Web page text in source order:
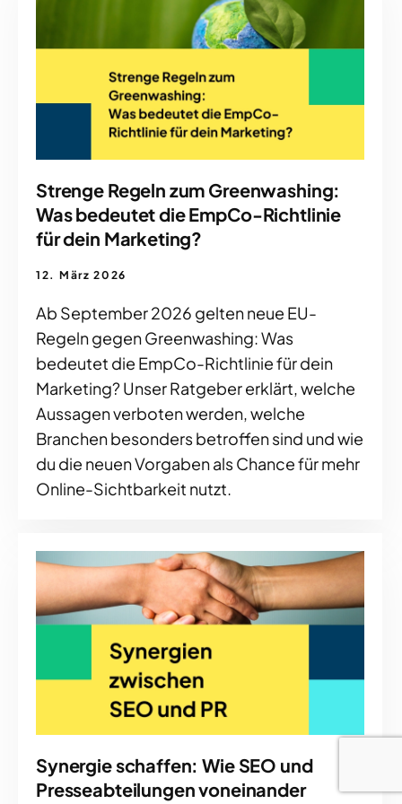
Strenge Regeln zum Greenwashing:
Was bedeutet die EmpCo-Richtlinie
für dein Marketing?
12. März 2026
Ab September 2026 gelten neue EU-
Regeln gegen Greenwashing: Was
bedeutet die EmpCo-Richtlinie für dein
Marketing? Unser Ratgeber erklärt, welche
Aussagen verboten werden, welche
Branchen besonders betroffen sind und wie
du die neuen Vorgaben als Chance für mehr
Online-Sichtbarkeit nutzt.
Synergie schaffen: Wie SEO und
Presseabteilungen voneinander